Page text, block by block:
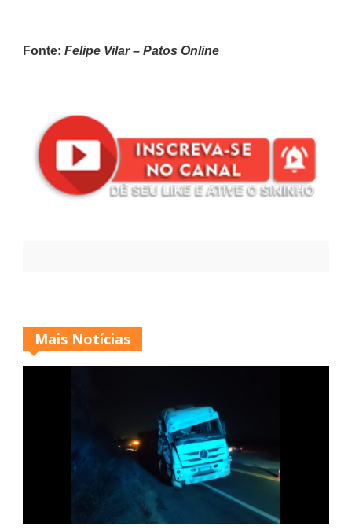
Fonte: Felipe Vilar – Patos Online
Mais Notícias